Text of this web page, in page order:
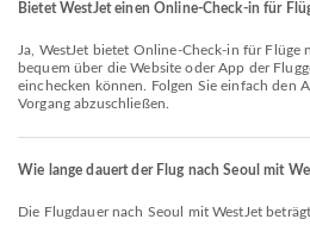
Bietet WestJet einen Online-Check-in für
Ja, WestJet bietet Online-Check-in für Flüge nach Seoul an, sodass Sie
bequem über die Website oder App der
einchecken können. Folgen Sie einfach den
Vorgang abzuschließen.
Wie lange dauert der Flug nach Seoul mit
Die Flugdauer nach Seoul mit WestJet